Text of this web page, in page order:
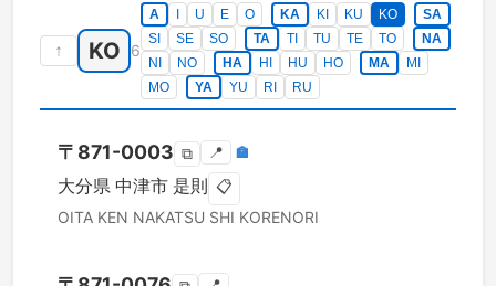
↑ KO 6
A U E O KA KI KU KO
SA
SI
SE SO TA TI TU TE TO
NA
NI
NO HA HI HU HO MA
MI
MO
YA YU RI RU
〒 871-0003 ⧉ 📍 🏣
大分県 中津市 是則 📋
OITA KEN NAKATSU SHI KORENORI